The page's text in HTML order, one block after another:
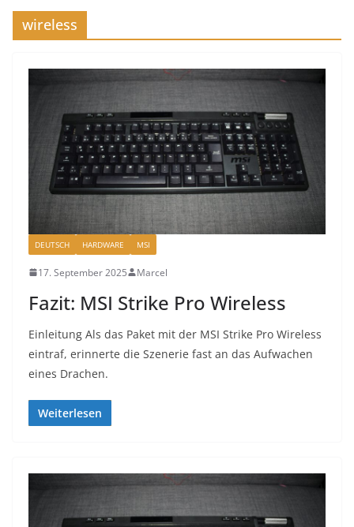
wireless
DEUTSCH HARDWARE MSI
17. September 2025 Marcel
Fazit: MSI Strike Pro Wireless
Einleitung Als das Paket mit der MSI Strike Pro Wireless
eintraf, erinnerte die Szenerie fast an das Aufwachen
eines Drachen.
Weiterlesen